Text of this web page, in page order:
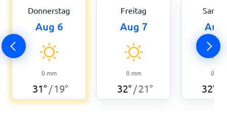
Donnerstag
Aug 6
0 mm
31° / 19°
Freitag
Aug 7
0 mm
32° /21°
Aug
0
32°